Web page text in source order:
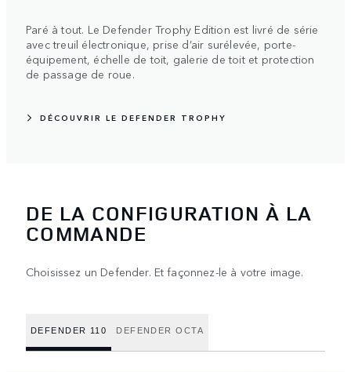
Paré à tout. Le Defender Trophy Edition est livré de série
avec treuil électronique, prise d’air surélevée, porte-
équipement, échelle de toit, galerie de toit et protection
de passage de roue.
DÉCOUVRIR LE DEFENDER TROPHY
DE LA CONFIGURATION À LA
COMMANDE
Choisissez un Defender. Et façonnez-le à votre image.
DEFENDER 110 DEFENDER OCTA